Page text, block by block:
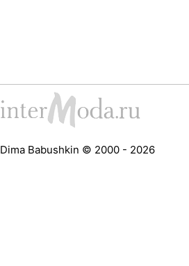
Dima Babushkin © 2000 - 2026